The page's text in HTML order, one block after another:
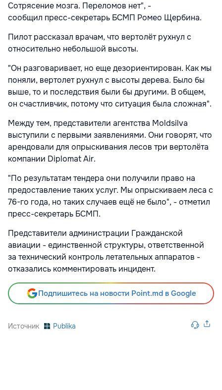
Сотрясение мозга. Переломов нет", -
сообщил пресс-секретарь БСМП Ромео Щербина.
Пилот рассказал врачам, что вертолёт рухнул с
относительно небольшой высоты.
"Он разговаривает, но еще дезориентирован. Как мы
поняли, вертолет рухнул с высоты дерева. Было бы
выше, то и последствия были бы другими. В общем,
он счастливчик, потому что ситуация была сложная".
Между тем, представители агентства Moldsilva
выступили с первыми заявлениями. Они говорят, что
арендовали для опрыскивания лесов три вертолёта
компании Diplomat Air.
"По результатам тендера они получили право на
предоставление таких услуг. Мы опрыскиваем леса с
76-го года, но таких случаев ещё не было", - отметил
пресс-секретарь БСМП.
Представители администрации Гражданской
авиации - единственной структуры, ответственной
за технический контроль летательных аппаратов -
отказались комментировать инцидент.
Подпишитесь на новости Point.md в Google
Источник Publika